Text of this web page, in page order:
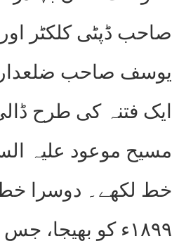
صاحب ڈپٹی کلکٹر
یوسف صاحب
ایک فتنہ کی طرح
مسیح موعود علیہ
۱۸۹۹ء کو بھیجا،